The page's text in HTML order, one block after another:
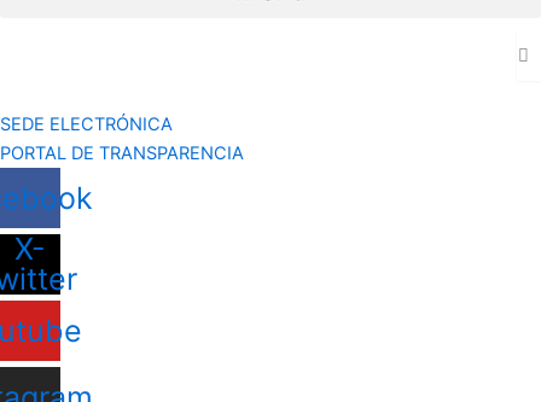
SEDE ELECTRÓNICA
PORTAL DE TRANSPARENCIA
X-